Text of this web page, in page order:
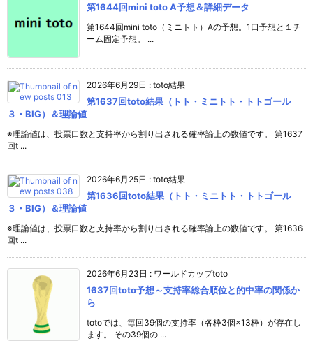
第1644回mini toto A予想＆詳細データ
第1644回mini toto（ミニトト）Aの予想。1口予想と１チ
ーム固定予想。 ...
2026年6月29日 : toto結果
第1637回toto結果（トト・ミニトト・トトゴール
３・BIG）＆理論値
※理論値は、投票口数と支持率から割り出される確率論上の数値です。 第1637
回t ...
2026年6月25日 : toto結果
第1636回toto結果（トト・ミニトト・トトゴール
３・BIG）＆理論値
※理論値は、投票口数と支持率から割り出される確率論上の数値です。 第1636
回t ...
2026年6月23日 : ワールドカップtoto
1637回toto予想～支持率総合順位と的中率の関係か
ら
totoでは、毎回39個の支持率（各枠3個×13枠）が存在し
ます。 その39個の ...